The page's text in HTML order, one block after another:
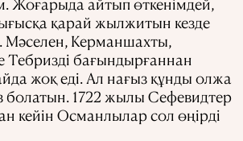
қарай жылжитын кезде
Мәселен, Керманшахты,
Тебризді бағындырғаннан
жоқ еді. Ал нағыз құнды олжа
болатын. 1722 жылы Сефевидтер
кейін Османлылар сол өңірді